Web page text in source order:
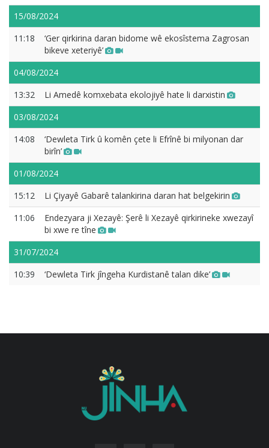
15/08/2024
11:18
‘Ger qirkirina daran bidome wê ekosîstema Zagrosan
bikeve xeteriyê’
04/08/2024
13:32
Li Amedê komxebata ekolojiyê hate li darxistin
03/08/2024
14:08
‘Dewleta Tirk û komên çete li Efrînê bi milyonan dar
birîn’
01/08/2024
15:12
Li Çiyayê Gabarê talankirina daran hat belgekirin
11:06
Endezyara ji Xezayê: Şerê li Xezayê qirkirineke xwezayî
bi xwe re tîne
31/07/2024
10:39
‘Dewleta Tirk jîngeha Kurdistanê talan dike’